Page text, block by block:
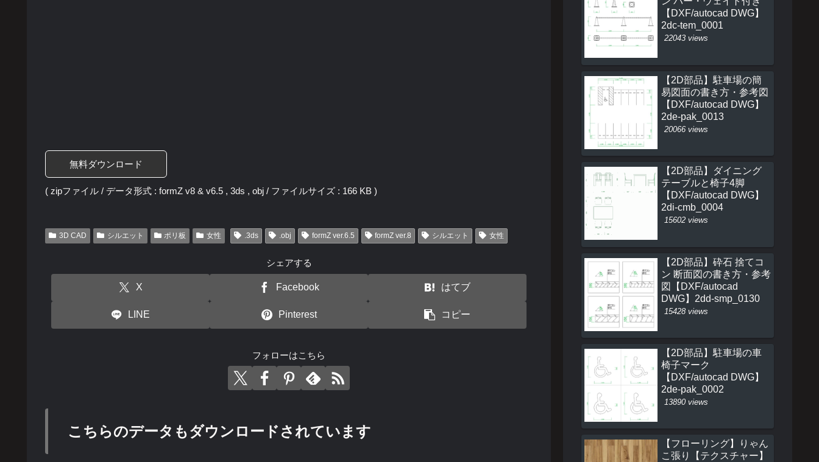
無料ダウンロード
( zipファイル / データ形式 : formZ v8 & v6.5 , 3ds , obj / ファイルサイズ : 166 KB )
3D CAD シルエット ポリ板 女性 .3ds .obj formZ ver.6.5 formZ ver.8 シルエット 女性
シェアする
X Facebook はてブ
LINE Pinterest コピー
フォローはこちら
こちらのデータもダウンロードされています
【DXF/autocad DWG】
2dc-tem_0001
22043 views
【2D部品】駐車場の簡
易図面の書き方・参考図
【DXF/autocad DWG】
2de-pak_0013
20066 views
【2D部品】ダイニング
テーブルと椅子4脚
【DXF/autocad DWG】
2di-cmb_0004
15602 views
【2D部品】砕石 捨てコ
ン 断面図の書き方・参考
図【DXF/autocad
DWG】2dd-smp_0130
15428 views
【2D部品】駐車場の車
椅子マーク
【DXF/autocad DWG】
2de-pak_0002
13890 views
【フローリング】りゃん
こ張り【テクスチャー】